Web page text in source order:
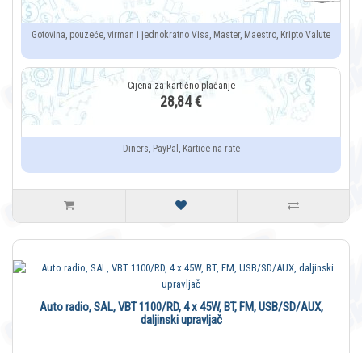
Gotovina, pouzeće, virman i jednokratno Visa, Master, Maestro, Kripto Valute
28,84 €
Diners, PayPal, Kartice na rate
Auto radio, SAL, VBT 1100/RD, 4 x 45W, BT, FM, USB/SD/AUX,
daljinski upravljač